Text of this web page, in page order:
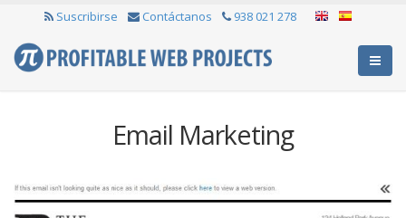
Suscribirse Contáctanos 938 021 278
Email Marketing